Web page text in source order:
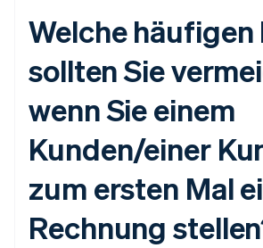
Welche häufigen
sollten Sie
wenn Sie einem
Kunden/einer
zum ersten Mal
Rechnung